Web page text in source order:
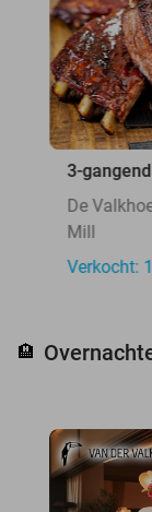
3-
De
Mill
Verkocht:
🏨